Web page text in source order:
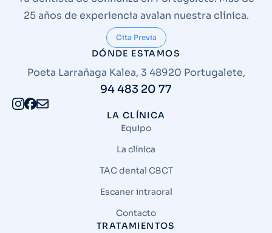
25 años de experiencia avalan nuestra clínica.
Cita Previa
DÓNDE ESTAMOS
Poeta Larrañaga Kalea, 3 48920 Portugalete,
94 483 20 77
LA CLÍNICA
Equipo
La clínica
TAC dental CBCT
Escaner intraoral
Contacto
TRATAMIENTOS